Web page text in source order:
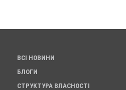
ВСІ НОВИНИ
БЛОГИ
СТРУКТУРА ВЛАСНОСТІ